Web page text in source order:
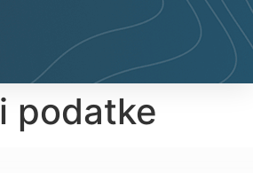
podatke